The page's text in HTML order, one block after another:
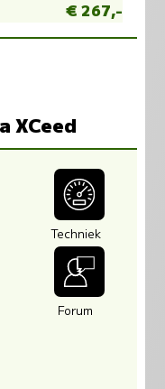
€ 267,-
XCeed
Techniek
Forum